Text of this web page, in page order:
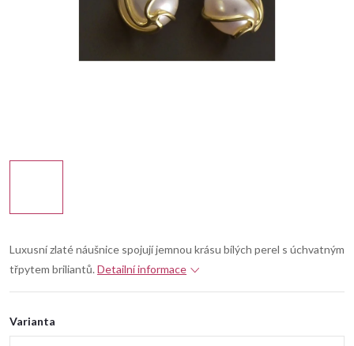
Luxusní zlaté náušnice spojují jemnou krásu bílých perel s úchvatným
třpytem briliantů. Detailní informace
Varianta